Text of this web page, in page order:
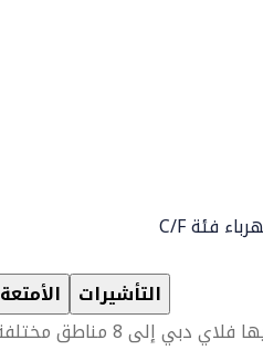
الأمتعة التأشيرات
إلى 8 مناطق مختلفة.